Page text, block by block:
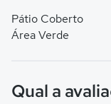
Pátio Coberto
Área Verde
Qual a